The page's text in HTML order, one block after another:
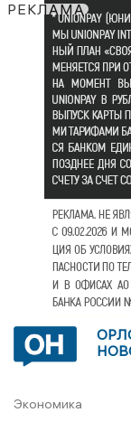
РЕКЛАМА
Экономика